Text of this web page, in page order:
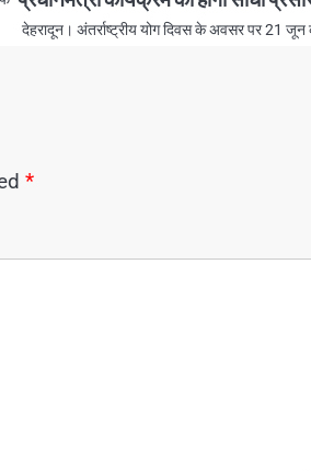
देहरादून। अंतर्राष्ट्रीय योग दिवस के अवसर पर 21 जून
*